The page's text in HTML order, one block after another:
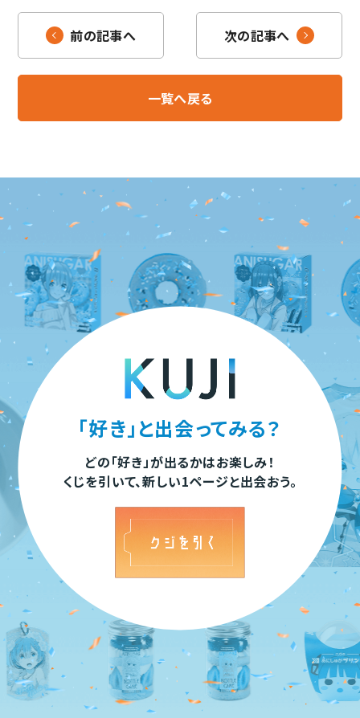
前の記事へ
一覧へ戻る
次の記事へ
ここにページ名記載されるって感じ
会社案内
「好き」と出会ってみる？
どの「好き」が出るかはお楽しみ！
くじを引いて、新しい1ページと出会おう。